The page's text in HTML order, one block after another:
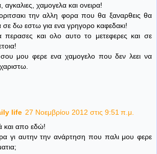
αγκαλιες, χαμογελα και ονειρα!
την αλλη φορα που θα ξαναρθεις θα
δω εστω για ενα γρηγορο καφεδακι!
περασες και ολο αυτο το μετεφερες και σε
μου φερε ενα χαμογελο που δεν λεει να
life 27 Νοεμβρίου 2012 στις 9:51 π.μ.
και απο εδώ!
γι αυτην την ανάρτηση που παλι μου φερε